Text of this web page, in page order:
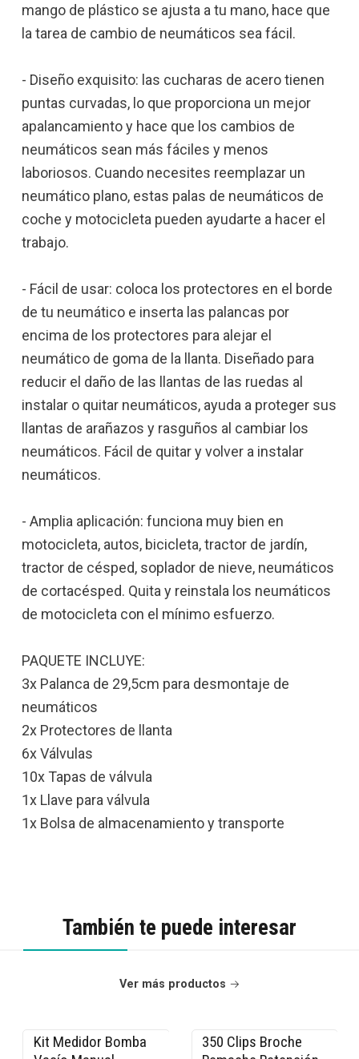
mango de plástico se ajusta a tu mano, hace que
la tarea de cambio de neumáticos sea fácil.
- Diseño exquisito: las cucharas de acero tienen
puntas curvadas, lo que proporciona un mejor
apalancamiento y hace que los cambios de
neumáticos sean más fáciles y menos
laboriosos. Cuando necesites reemplazar un
neumático plano, estas palas de neumáticos de
coche y motocicleta pueden ayudarte a hacer el
trabajo.
- Fácil de usar: coloca los protectores en el borde
de tu neumático e inserta las palancas por
encima de los protectores para alejar el
neumático de goma de la llanta. Diseñado para
reducir el daño de las llantas de las ruedas al
instalar o quitar neumáticos, ayuda a proteger sus
llantas de arañazos y rasguños al cambiar los
neumáticos. Fácil de quitar y volver a instalar
neumáticos.
- Amplia aplicación: funciona muy bien en
motocicleta, autos, bicicleta, tractor de jardín,
tractor de césped, soplador de nieve, neumáticos
de cortacésped. Quita y reinstala los neumáticos
de motocicleta con el mínimo esfuerzo.
PAQUETE INCLUYE:
3x Palanca de 29,5cm para desmontaje de
neumáticos
2x Protectores de llanta
6x Válvulas
10x Tapas de válvula
1x Llave para válvula
1x Bolsa de almacenamiento y transporte
También te puede interesar
Ver más productos
-15% OFF
Kit Medidor Bomba
-13% OFF
350 Clips Broche